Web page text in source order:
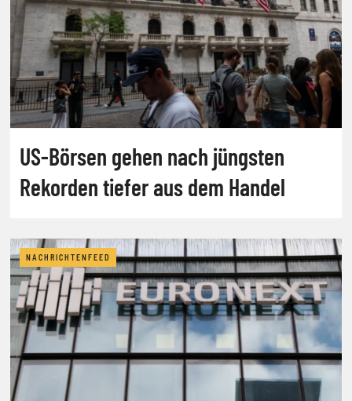
US-Börsen gehen nach jüngsten
Rekorden tiefer aus dem Handel
NACHRICHTENFEED